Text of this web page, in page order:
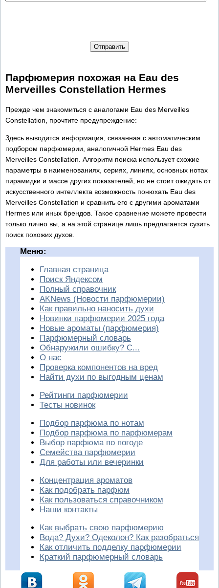
Отправить
Парфюмерия похожая на Eau des
Merveilles Constellation Hermes
Прежде чем знакомиться с аналогами Eau des Merveilles
Constellation, прочтите предупреждение:
Здесь выводится информация, связанная с автоматическим
подбором парфюмерии, аналогичной Hermes Eau des
Merveilles Constellation. Алгоритм поиска использует схожие
параметры в наименованиях, сериях, линиях, основных нотах
пирамидки и массе других показателей, но не стоит ожидать от
искусственного интеллекта возможность понюхать Eau des
Merveilles Constellation и сравнить его с другими ароматами
Hermes или иных брендов. Такое сравнение можете провести
только лично вы, а на этой странице лишь предлагается сузить
поиск похожих духов.
Меню:
Главная страница
Поиск Яндексом
Полный справочник
AKNews (Новости парфюмерии)
Как правильно наносить духи
Новинки парфюмерии 2025 года
Новые ароматы (парфюмерия)
Парфюмерный словарь
Обнаружили ошибку? С...
О нас
Проверка компонентов на вред
Найти духи по выгодным ценам
Рейтинги парфюмерии
Тесты новинок
Подбор парфюма по нотам
Подбор парфюма по парфюмерам
Выбор парфюма по погоде
Семейства парфюмерии
Для работы или вечеринки
Концентрация ароматов
Как подобрать парфюм
Как пользоваться справочником
Наши контакты
Как выбрать свою парфюмерию
Вода? Духи? Одеколон? Как разобраться
Как отличить подделку парфюмерии
Краткий парфюмерный словарь